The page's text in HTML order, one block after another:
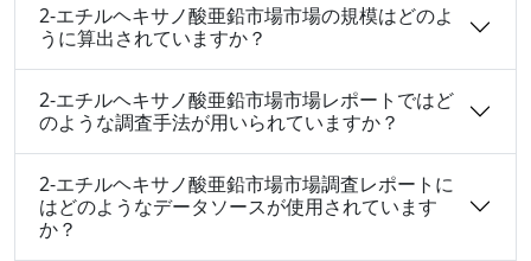
2-エチルヘキサノ酸亜鉛市場市場の規模はどのよ
うに算出されていますか？
2-エチルヘキサノ酸亜鉛市場市場レポートではど
のような調査手法が用いられていますか？
2-エチルヘキサノ酸亜鉛市場市場調査レポートに
はどのようなデータソースが使用されています
か？